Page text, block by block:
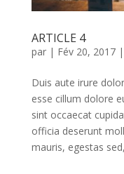
ARTICLE 4
par | Fév 20, 2017|
Duis aute irure
esse cillum dolore
sint occaecat
officia deserunt
mauris, egestas